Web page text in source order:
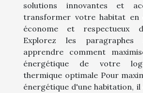
solutions innovantes et
transformer votre habitat en
économe et respectueux
Explorez les paragraphes
apprendre comment
énergétique de votre
thermique optimale Pour
énergétique d'une habitation, il